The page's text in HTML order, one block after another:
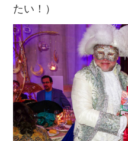
たい！）